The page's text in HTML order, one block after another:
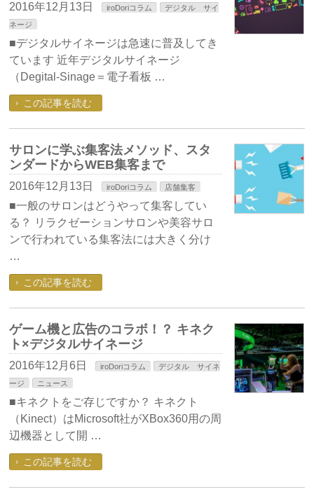
2016年12月13日 iroDoriコラム
デジタル サイ
ネージ
■デジタルサイネージは急速に普及してき
ています 近年デジタルサイネージ
（Degital-Sinage＝電子看板 …
この記事を読む
サロンに学ぶ集客法メソッド、スタ
ンダードからWEB集客まで
2016年12月13日 iroDoriコラム 店舗集客
■一般のサロンはどうやって集客してい
る？ リラクゼーションサロンや美容サロ
ンで行われている集客法には大きく分け
…
この記事を読む
ゲーム機と広告のコラボ！？ キネク
ト×デジタルサイネージ
2016年12月6日 iroDoriコラム
デジタル サイネ
ージ
ニュース
■キネクトをご存じですか？ キネクト
（Kinect）はMicrosoft社がXBox360用の周
辺機器として開 …
この記事を読む